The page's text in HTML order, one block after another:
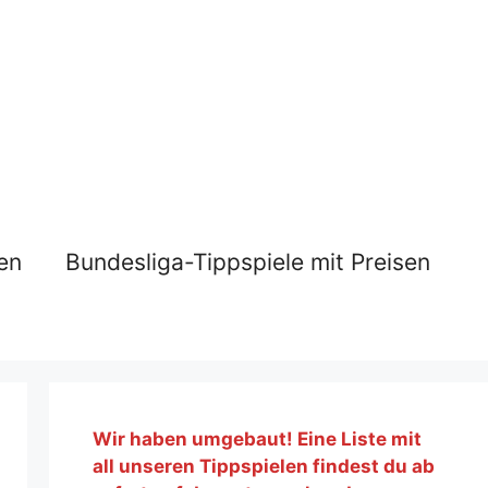
Bundesliga-Tippspiele mit Preisen
Wir haben umgebaut! Eine Liste mit
all unseren Tippspielen findest du ab